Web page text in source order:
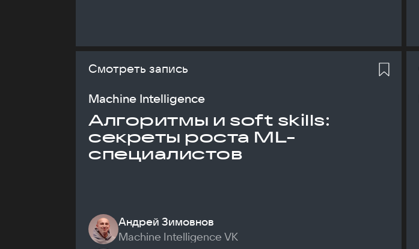
Смотреть запись
Machine Intelligence
Алгоритмы и soft skills:
секреты роста ML-
специалистов
Андрей Зимовнов
Machine Intelligence VK